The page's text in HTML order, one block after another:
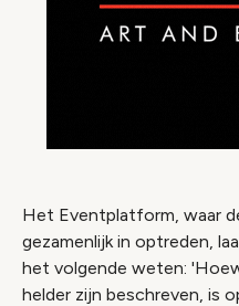
Het Eventplatform, waar
gezamenlijk in optreden,
het volgende weten:
helder zijn beschreven, is